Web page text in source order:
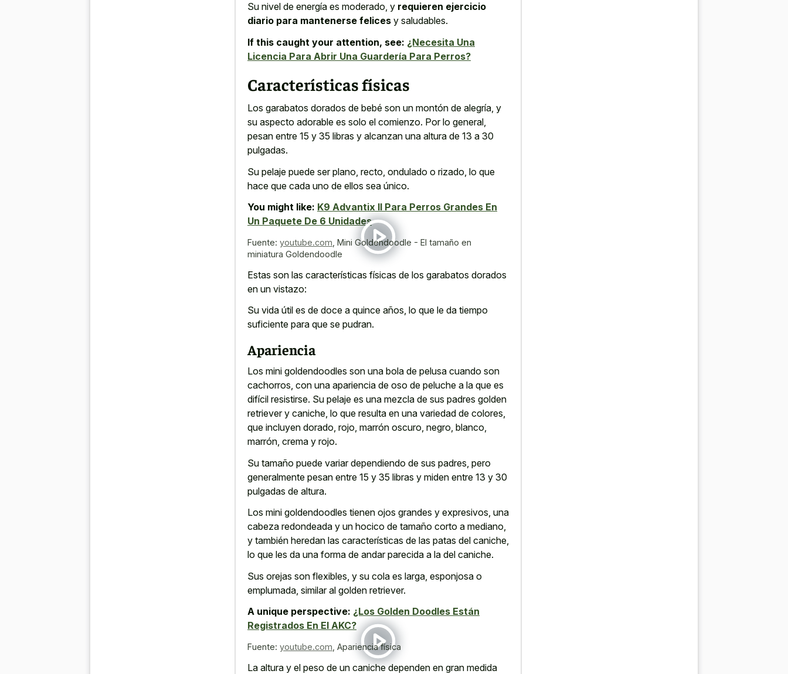
Su nivel de energía es moderado, y requieren ejercicio
diario para mantenerse felices y saludables.
If this caught your attention, see: ¿Necesita Una
Licencia Para Abrir Una Guardería Para Perros?
Características físicas
Los garabatos dorados de bebé son un montón de alegría, y
su aspecto adorable es solo el comienzo. Por lo general,
pesan entre 15 y 35 libras y alcanzan una altura de 13 a 30
pulgadas.
Su pelaje puede ser plano, recto, ondulado o rizado, lo que
hace que cada uno de ellos sea único.
You might like: K9 Advantix II Para Perros Grandes En
Un Paquete De 6 Unidades
Fuente: youtube.com Mini Goldendoodle - El tamaño en
miniatura Goldendoodle
Estas son las características físicas de los garabatos dorados
en un vistazo:
Su vida útil es de doce a quince años, lo que le da tiempo
suficiente para que se pudran.
Apariencia
Los mini goldendoodles son una bola de pelusa cuando son
cachorros, con una apariencia de oso de peluche a la que es
difícil resistirse. Su pelaje es una mezcla de sus padres golden
retriever y caniche, lo que resulta en una variedad de colores,
que incluyen dorado, rojo, marrón oscuro, negro, blanco,
marrón, crema y rojo.
Su tamaño puede variar dependiendo de sus padres, pero
generalmente pesan entre 15 y 35 libras y miden entre 13 y 30
pulgadas de altura.
Los mini goldendoodles tienen ojos grandes y expresivos, una
cabeza redondeada y un hocico de tamaño corto a mediano,
y también heredan las características de las patas del caniche,
lo que les da una forma de andar parecida a la del caniche.
Sus orejas son flexibles, y su cola es larga, esponjosa o
emplumada, similar al golden retriever.
A unique perspective: ¿Los Golden Doodles Están
Registrados En El AKC?
Fuente: youtube.com Apariencia física
La altura y el peso de un caniche dependen en gran medida